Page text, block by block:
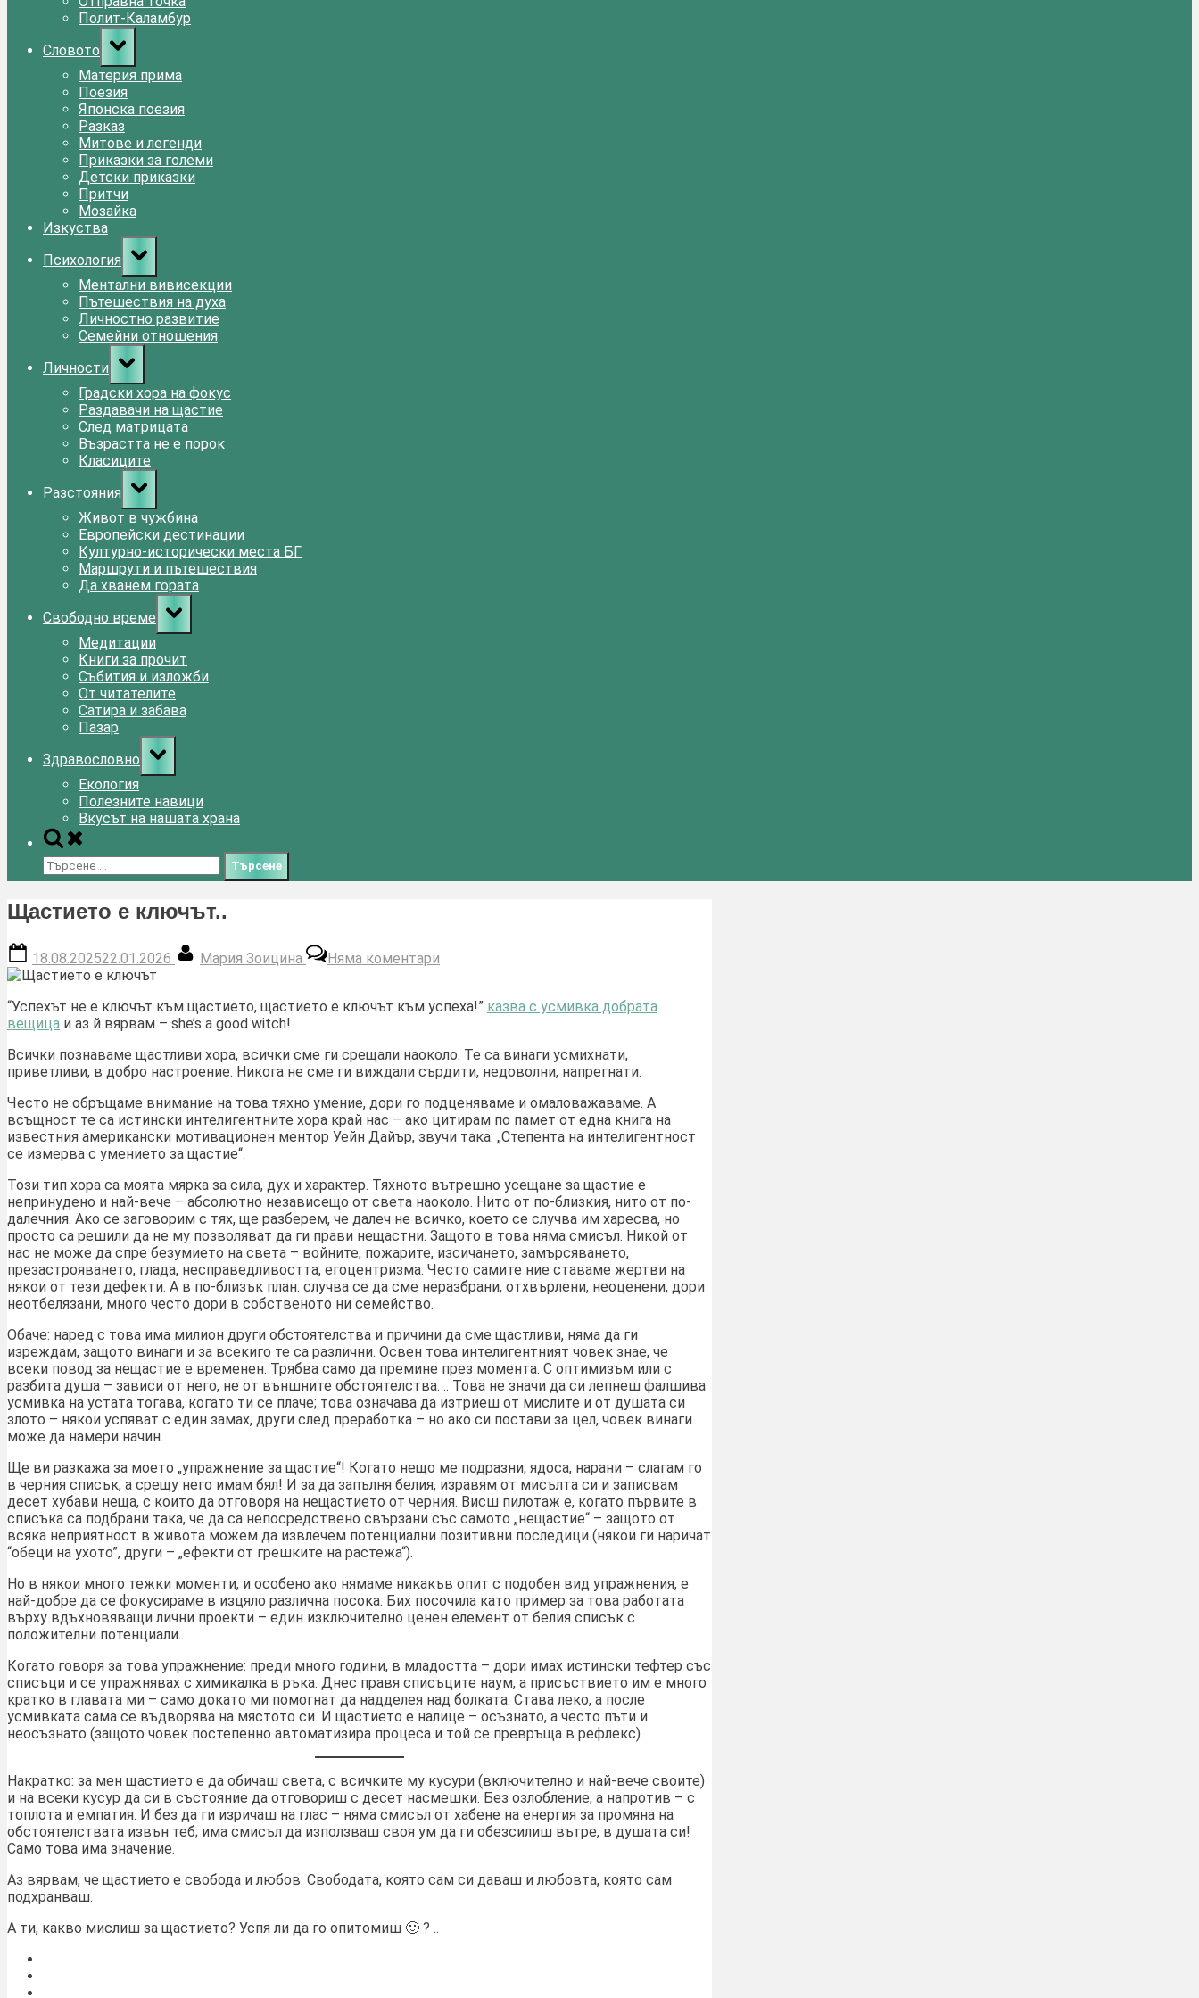
Полит-Каламбур
Словото
Toggle
sub-
menu
Материя прима
Поезия
Японска поезия
Разказ
Митове и легенди
Приказки за големи
Детски приказки
Притчи
Мозайка
Изкуства
Психология
Toggle
sub-
menu
Ментални вивисекции
Пътешествия на духа
Личностно развитие
Семейни отношения
Личности
Toggle
sub-
menu
Градски хора на фокус
Раздавачи на щастие
След матрицата
Възрастта не е порок
Класиците
Разстояния
Toggle
sub-
menu
Живот в чужбина
Европейски дестинации
Културно-исторически места БГ
Маршрути и пътешествия
Да хванем гората
Свободно време
Toggle
sub-
menu
Медитации
Книги за прочит
Събития и изложби
От читателите
Сатира и забава
Пазар
Здравословно
Toggle
sub-
menu
Екология
Полезните навици
Вкусът на нашата храна
Toggle
search
form
Търсене
за:
Щастието е ключът..
Posted
on
18.08.202522.01.2026
By
Мария Зоицина Няма коментариЩастието
ключът..
“Успехът не е ключът към щастието, щастието е ключът към успеха!” казва с усмивка добрата
вещица и аз й вярвам – she’s a good witch!
Всички познаваме щастливи хора, всички сме ги срещали наоколо. Те са винаги усмихнати,
приветливи, в добро настроение. Никога не сме ги виждали сърдити, недоволни, напрегнати.
Често не обръщаме внимание на това тяхно умение, дори го подценяваме и омаловажаваме. А
всъщност те са истински интелигентните хора край нас – ако цитирам по памет от една книга на
известния американски мотивационен ментор Уейн Дайър, звучи така: „Степента на интелигентност
се измерва с умението за щастие“.
Този тип хора са моята мярка за сила, дух и характер. Тяхното вътрешно усещане за щастие е
непринудено и най-вече – абсолютно независещо от света наоколо. Нито от по-близкия, нито от по-
далечния. Ако се заговорим с тях, ще разберем, че далеч не всичко, което се случва им харесва, но
просто са решили да не му позволяват да ги прави нещастни. Защото в това няма смисъл. Никой от
нас не може да спре безумието на света – войните, пожарите, изсичането, замърсяването,
презастрояването, глада, несправедливостта, егоцентризма. Често самите ние ставаме жертви на
някои от тези дефекти. А в по-близък план: случва се да сме неразбрани, отхвърлени, неоценени, дори
неотбелязани, много често дори в собственото ни семейство.
Обаче: наред с това има милион други обстоятелства и причини да сме щастливи, няма да ги
изреждам, защото винаги и за всекиго те са различни. Освен това интелигентният човек знае, че
всеки повод за нещастие е временен. Трябва само да премине през момента. С оптимизъм или с
разбита душа – зависи от него, не от външните обстоятелства. .. Това не значи да си лепнеш фалшива
усмивка на устата тогава, когато ти се плаче; това означава да изтриеш от мислите и от душата си
злото – някои успяват с един замах, други след преработка – но ако си постави за цел, човек винаги
може да намери начин.
Ще ви разкажа за моето „упражнение за щастие“! Когато нещо ме подразни, ядоса, нарани – слагам го
в черния списък, а срещу него имам бял! И за да запълня белия, изравям от мисълта си и записвам
десет хубави неща, с които да отговоря на нещастието от черния. Висш пилотаж е, когато първите в
списъка са подбрани така, че да са непосредствено свързани със самото „нещастие“ – защото от
всяка неприятност в живота можем да извлечем потенциални позитивни последици (някои ги наричат
“обеци на ухото”, други – „ефекти от грешките на растежа“).
Но в някои много тежки моменти, и особено ако нямаме никакъв опит с подобен вид упражнения, е
най-добре да се фокусираме в изцяло различна посока. Бих посочила като пример за това работата
върху вдъхновяващи лични проекти – един изключително ценен елемент от белия списък с
положителни потенциали..
Когато говоря за това упражнение: преди много години, в младостта – дори имах истински тефтер със
списъци и се упражнявах с химикалка в ръка. Днес правя списъците наум, а присъствието им е много
кратко в главата ми – само докато ми помогнат да надделея над болката. Става леко, а после
усмивката сама се въдворява на мястото си. И щастието е налице – осъзнато, а често пъти и
неосъзнато (защото човек постепенно автоматизира процеса и той се превръща в рефлекс).
Накратко: за мен щастието е да обичаш света, с всичките му кусури (включително и най-вече своите)
и на всеки кусур да си в състояние да отговориш с десет насмешки. Без озлобление, а напротив – с
топлота и емпатия. И без да ги изричаш на глас – няма смисъл от хабене на енергия за промяна на
обстоятелствата извън теб; има смисъл да използваш своя ум да ги обезсилиш вътре, в душата си!
Само това има значение.
Аз вярвам, че щастието е свобода и любов. Свободата, която сам си даваш и любовта, която сам
подхранваш.
А ти, какво мислиш за щастието? Успя ли да го опитомиш 🙂 ? ..